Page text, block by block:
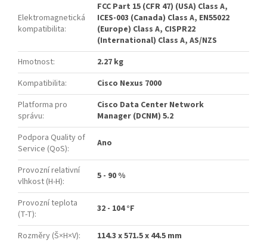
Elektromagnetická
kompatibilita:
FCC Part 15 (CFR 47) (USA) Class A,
ICES-003 (Canada) Class A, EN55022
(Europe) Class A, CISPR22
(International) Class A, AS/NZS
Hmotnost:
2.27 kg
Kompatibilita:
Cisco Nexus 7000
Platforma pro
správu:
Cisco Data Center Network
Manager (DCNM) 5.2
Podpora Quality of
Service (QoS): Ano
Provozní relativní
vlhkost (H-H): 5 - 90 %
Provozní teplota
(T-T): 32 - 104 °F
Rozměry (Š×H×V):
114.3 x 571.5 x 44.5 mm